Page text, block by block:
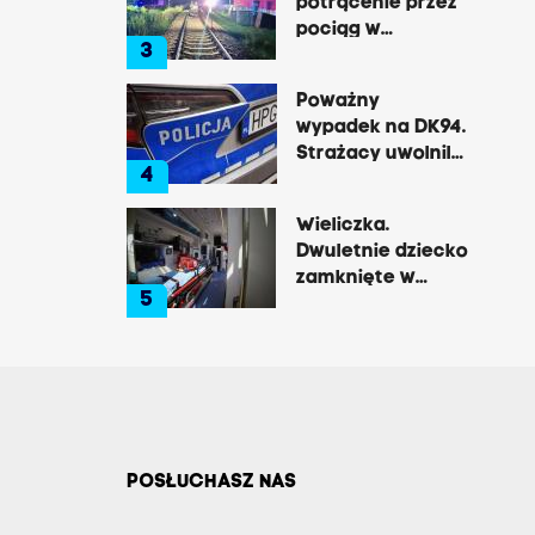
3
pociąg w
trasie do Krakowa
4
Poważny
wypadek na DK94.
Strażacy uwolnili
5
Wieliczka.
Dwuletnie dziecko
zamknięte w
POSŁUCHASZ NAS